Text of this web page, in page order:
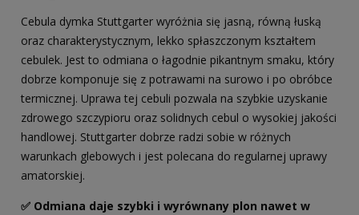
Cebula dymka Stuttgarter wyróżnia się jasną, równą łuską
oraz charakterystycznym, lekko spłaszczonym kształtem
cebulek. Jest to odmiana o łagodnie pikantnym smaku, który
dobrze komponuje się z potrawami na surowo i po obróbce
termicznej. Uprawa tej cebuli pozwala na szybkie uzyskanie
zdrowego szczypioru oraz solidnych cebul o wysokiej jakości
handlowej. Stuttgarter dobrze radzi sobie w różnych
warunkach glebowych i jest polecana do regularnej uprawy
amatorskiej.
✅ Odmiana daje szybki i wyrównany plon nawet w